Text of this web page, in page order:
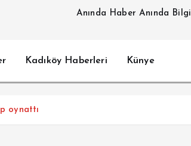
Anında Haber Anında Bilgi
Kadıköy Haberleri Künye
oynattı